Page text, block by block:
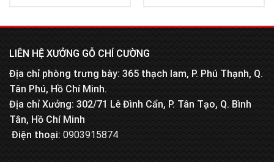
LIÊN HỆ XƯỞNG GỖ CHÍ CƯỜNG
Địa chỉ phòng trưng bày: 365 thạch lam, P. Phú Thạnh, Q.
Tân Phú, Hồ Chí Minh.
Địa chỉ Xưởng: 302/71 Lê Đình Cẩn, P. Tân Tạo, Q. Bình
Tân, Hồ Chí Minh
Điện thoại:0903915874